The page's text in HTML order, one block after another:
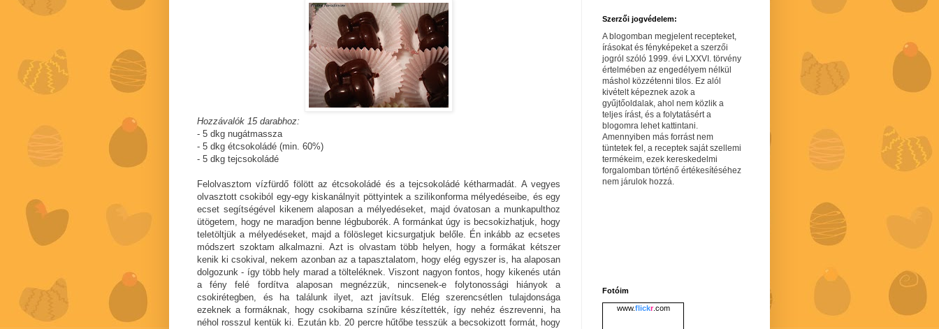
Hozzávalók 15 darabhoz:
- 5 dkg nugátmassza
- 5 dkg étcsokoládé (min. 60%)
- 5 dkg tejcsokoládé
Felolvasztom vízfürdő fölött az étcsokoládé és a tejcsokoládé kétharmadát. A vegyes
olvasztott csokiból egy-egy kiskanálnyit pöttyintek a szilikonforma mélyedéseibe, és egy
ecset segítségével kikenem alaposan a mélyedéseket, majd óvatosan a munkapulthoz
ütögetem, hogy ne maradjon benne légbuborék. A formánkat úgy is becsokizhatjuk, hogy
teletöltjük a mélyedéseket, majd a fölösleget kicsurgatjuk belőle. Én inkább az ecsetes
módszert szoktam alkalmazni. Azt is olvastam több helyen, hogy a formákat kétszer
kenik ki csokival, nekem azonban az a tapasztalatom, hogy elég egyszer is, ha alaposan
dolgozunk - így több hely marad a tölteléknek. Viszont nagyon fontos, hogy kikenés után
a fény felé fordítva alaposan megnézzük, nincsenek-e folytonossági hiányok a
csokirétegben, és ha találunk ilyet, azt javítsuk. Elég szerencsétlen tulajdonsága
ezeknek a formáknak, hogy csokibarna színűre készítették, így nehéz észrevenni, ha
néhol rosszul kentük ki. Ezután kb. 20 percre hűtőbe tesszük a becsokizott formát, hogy
Szerzői jogvédelem:
A blogomban megjelent recepteket,
írásokat és fényképeket a szerzői
jogról szóló 1999. évi LXXVI. törvény
értelmében az engedélyem nélkül
máshol közzétenni tilos. Ez alól
kivételt képeznek azok a
gyűjtőoldalak, ahol nem közlik a
teljes írást, és a folytatásért a
blogomra lehet kattintani.
Amennyiben más forrást nem
tüntetek fel, a receptek saját szellemi
termékeim, ezek kereskedelmi
forgalomban történő értékesítéséhez
nem járulok hozzá.
Fotóim
www.flickr.com